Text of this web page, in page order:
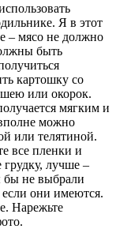
Я в этот
– мясо не должно
быть
картошку со
шею или окорок.
мягким и
можно
или телятиной.
все пленки и
лучше –
бы не выбрали
если они имеются.
Нарежьте